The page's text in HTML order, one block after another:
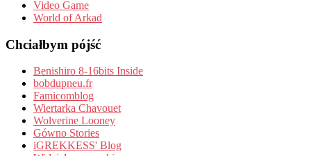
Video Game
World of Arkad
Chciałbym pójść
Benishiro 8-16bits Inside
bobdupneu.fr
Famicomblog
Wiertarka Chavouet
Wolverine Looney
Gówno Stories
iGREKKESS' Blog